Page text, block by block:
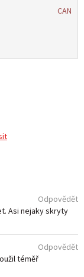
CAN
Asi nejaky skryty
Odpovědět
téměř
Odpovědět